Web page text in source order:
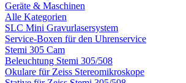
Geräte & Maschinen
Alle Kategorien
SLC Mini Gravurlasersystem
Service-Boxen für den Uhrenservice
Stemi 305 Cam
Beleuchtung Stemi 305/508
Okulare für Zeiss Stereomikroskope